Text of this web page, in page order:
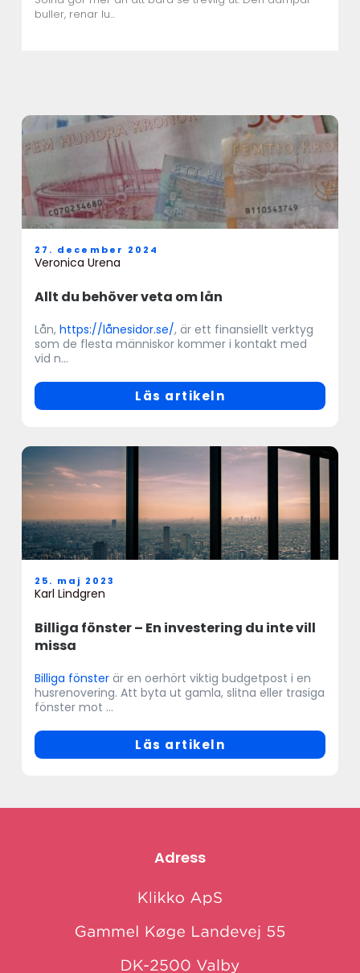
buller, renar lu...
Allt du behöver veta om lån
27. december 2024
Veronica Urena
Lån, https://lånesidor.se/, är ett finansiellt verktyg
som de flesta människor kommer i kontakt med
vid n...
Läs artikeln
Billiga fönster – En investering du inte vill
missa
25. maj 2023
Karl Lindgren
Billiga fönster är en oerhört viktig budgetpost i en
husrenovering. Att byta ut gamla, slitna eller trasiga
fönster mot ...
Läs artikeln
Adress